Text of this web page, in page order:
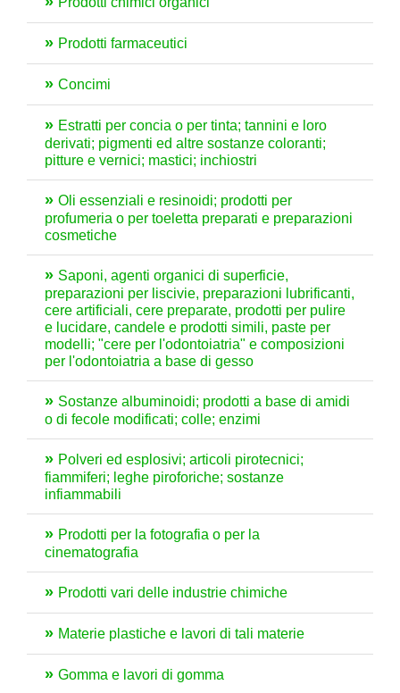
Prodotti farmaceutici
Concimi
Estratti per concia o per tinta; tannini e loro
derivati; pigmenti ed altre sostanze coloranti;
pitture e vernici; mastici; inchiostri
Oli essenziali e resinoidi; prodotti per
profumeria o per toeletta preparati e preparazioni
cosmetiche
Saponi, agenti organici di superficie,
preparazioni per liscivie, preparazioni lubrificanti,
cere artificiali, cere preparate, prodotti per pulire
e lucidare, candele e prodotti simili, paste per
modelli; "cere per l'odontoiatria" e composizioni
per l'odontoiatria a base di gesso
Sostanze albuminoidi; prodotti a base di amidi
o di fecole modificati; colle; enzimi
Polveri ed esplosivi; articoli pirotecnici;
fiammiferi; leghe piroforiche; sostanze
infiammabili
Prodotti per la fotografia o per la
cinematografia
Prodotti vari delle industrie chimiche
Materie plastiche e lavori di tali materie
Gomma e lavori di gomma